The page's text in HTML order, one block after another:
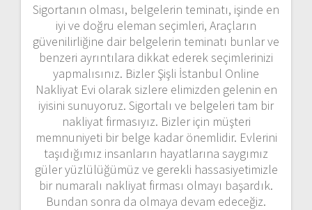
Sigortanın olması, belgelerin teminatı, işinde en
iyi ve doğru eleman seçimleri, Araçların
güvenilirliğine dair belgelerin teminatı bunlar ve
benzeri ayrıntılara dikkat ederek seçimlerinizi
yapmalısınız. Bizler Şişli İstanbul Online
Nakliyat Evi olarak sizlere elimizden gelenin en
iyisini sunuyoruz. Sigortalı ve belgeleri tam bir
nakliyat firmasıyız. Bizler için müşteri
memnuniyeti bir belge kadar önemlidir. Evlerini
taşıdığımız insanların hayatlarına saygımız
güler yüzlülüğümüz ve gerekli hassasiyetimizle
bir numaralı nakliyat firması olmayı başardık.
Bundan sonra da olmaya devam edeceğiz.